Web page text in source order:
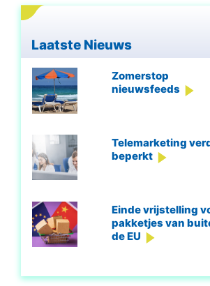
Laatste Nieuws
Zomerstop
nieuwsfeeds
Telemarketing
beperkt
Einde vrijstelling
pakketjes van
de EU